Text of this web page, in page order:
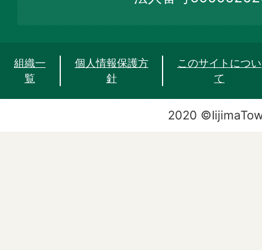
組織一
覧
個人情報保護方
針
このサイトについ
て
2020